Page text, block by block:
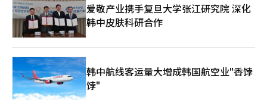
爱敬产业携手复旦大学张江研究院 深化
韩中皮肤科研合作
韩中航线客运量大增成韩国航空业"香饽
饽"